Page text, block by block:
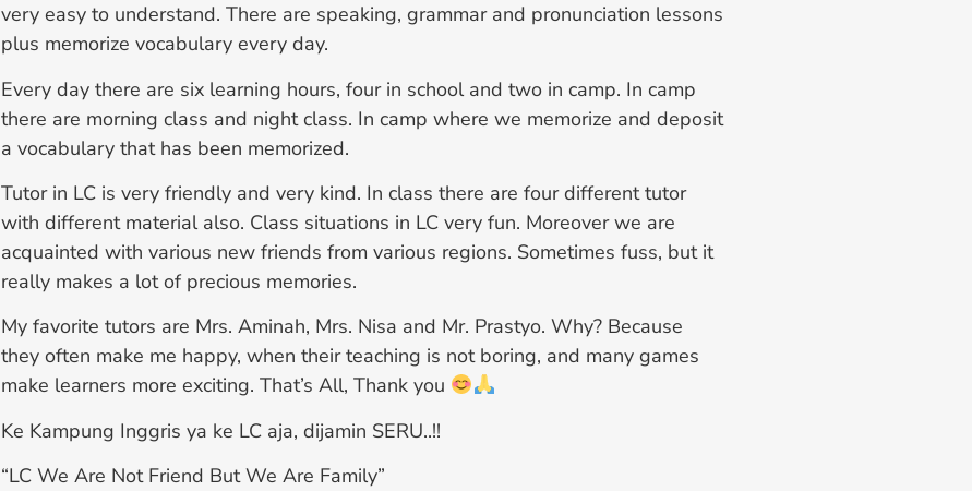
very easy to understand. There are speaking, grammar and pronunciation lessons
plus memorize vocabulary every day.
Every day there are six learning hours, four in school and two in camp. In camp
there are morning class and night class. In camp where we memorize and deposit
a vocabulary that has been memorized.
Tutor in LC is very friendly and very kind. In class there are four different tutor
with different material also. Class situations in LC very fun. Moreover we are
acquainted with various new friends from various regions. Sometimes fuss, but it
really makes a lot of precious memories.
My favorite tutors are Mrs. Aminah, Mrs. Nisa and Mr. Prastyo. Why? Because
they often make me happy, when their teaching is not boring, and many games
make learners more exciting. That’s All, Thank you
Ke Kampung Inggris ya ke LC aja, dijamin SERU..!!
“LC We Are Not Friend But We Are Family”